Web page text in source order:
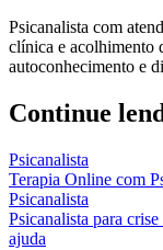
Psicanalista com
clínica e acolhimento
autoconhecimento e
Continue
Psicanalista
Terapia Online com
Psicanalista
Psicanalista para
ajuda